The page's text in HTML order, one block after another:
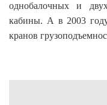
однобалочных и
кабины. А в 2003
кранов